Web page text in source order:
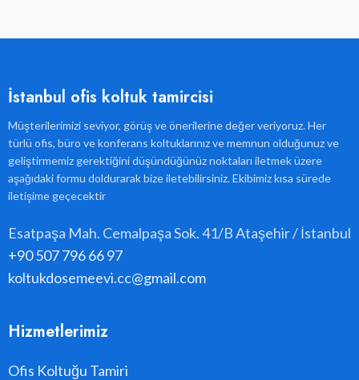
İstanbul ofis koltuk tamircisi
Müşterilerimizi seviyor, görüş ve önerilerine değer veriyoruz. Her
türlü ofis, büro ve konferans koltuklarınız ve memnun olduğunuz ve
geliştirmemiz gerektiğini düşündüğünüz noktaları iletmek üzere
aşağıdaki formu doldurarak bize iletebilirsiniz. Ekibimiz kısa sürede
iletişime geçecektir
Esatpaşa Mah. Cemalpaşa Sok. 41/B Ataşehir / İstanbul
+90 507 796 66 97
koltukdosemeevi.cc@gmail.com
Hizmetlerimiz
Ofis Koltuğu Tamiri